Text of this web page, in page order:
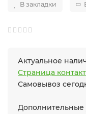
В закладки
Актуальное
Страница
Самовывоз
Дополнительные